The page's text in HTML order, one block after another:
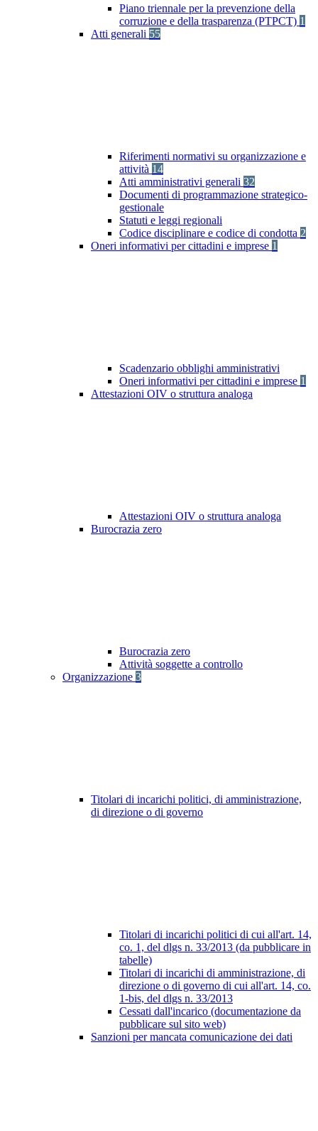
Piano triennale per la prevenzione della
corruzione e della trasparenza (PTPCT) 1
Atti generali 55
Riferimenti normativi su organizzazione e
attività 14
Atti amministrativi generali 32
Documenti di programmazione strategico-
gestionale
Statuti e leggi regionali
Codice disciplinare e codice di condotta 2
Oneri informativi per cittadini e imprese 1
Scadenzario obblighi amministrativi
Oneri informativi per cittadini e imprese 1
Attestazioni OIV o struttura analoga
Attestazioni OIV o struttura analoga
Burocrazia zero
Burocrazia zero
Attività soggette a controllo
Organizzazione 3
Titolari di incarichi politici, di amministrazione,
di direzione o di governo
Titolari di incarichi politici di cui all'art. 14,
co. 1, del dlgs n. 33/2013 (da pubblicare in
tabelle)
Titolari di incarichi di amministrazione, di
direzione o di governo di cui all'art. 14, co.
1-bis, del dlgs n. 33/2013
Cessati dall'incarico (documentazione da
pubblicare sul sito web)
Sanzioni per mancata comunicazione dei dati